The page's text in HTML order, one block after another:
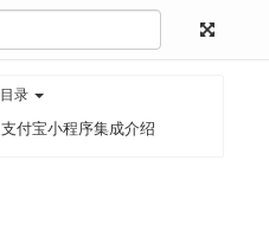
目录
支付宝小程序集成介绍